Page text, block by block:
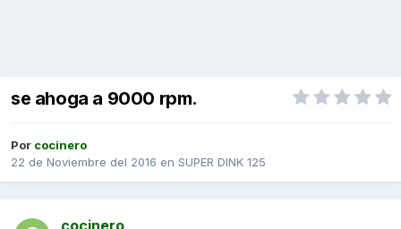
se ahoga a 9000 rpm.
Por cocinero
22 de Noviembre del 2016 en SUPER DINK 125